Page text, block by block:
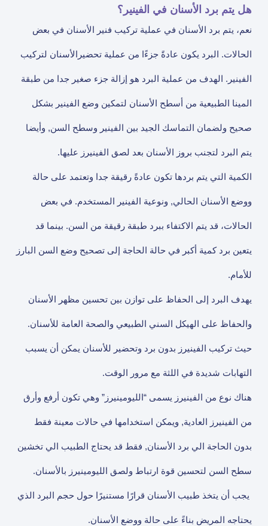
هل يتم برد الأسنان في الفينير؟
نعم، يتم برد الأسنان في عملية تركيب فنير الأسنان في بعض
الحالات. البرد يكون عادةً جزءًا من عملية تحضيرالأسنان لتركيب
الفينير. الهدف من عملية البرد هو إزالة جزء صغير جدا من طبقة
المينا الطبيعية من أسطح الأسنان لتمكين وضع الفينير بشكل
صحيح ولضمان التماسك الجيد بين الفينير وسطح السن, وأيضا
يتم البرد لتجنب بروز الأسنان بعد لصق الفينيرز عليها.
الكمية التي يتم بردها تكون عادةً رقيقة جدا وتعتمد على حالة
ووضع الأسنان الحالي, ونوعية الفينير المستخدم. في بعض
الحالات، قد يتم الاكتفاء ببرد طبقة رقيقة من السن. بينما قد
يتعين برد كمية أكبر في حالة الحاجة إلى تصحيح وضع السن البارز
للأمام.
يهدف البرد إلى الحفاظ على توازن بين تحسين مظهر الأسنان
والحفاظ على الهيكل السني الطبيعي والصحة العامة للأسنان.
حيث تركيب الفينيرز بدون برد وتحضير للأسنان يمكن أن يسبب
التهابات شديدة في اللثة مع مرور الوقت.
هناك نوع من الفينيرز يسمى “الليومينيرز” وهي تكون أرفع وأرق
من الفينيرز العادية, ويمكن استخدامها في حالات معينة فقط
بدون الحاجة الي برد الأسنان, فقط قد يحتاج الطبيب الي تخشين
سطح السن لتحسين قوة ارتباط ولصق الليومينيرز بالأسنان.
يجب أن يتخذ طبيب الأسنان قرارًا مستنيرًا حول حجم البرد الذي
يحتاجه المريض بناءً على حالة ووضع الأسنان.